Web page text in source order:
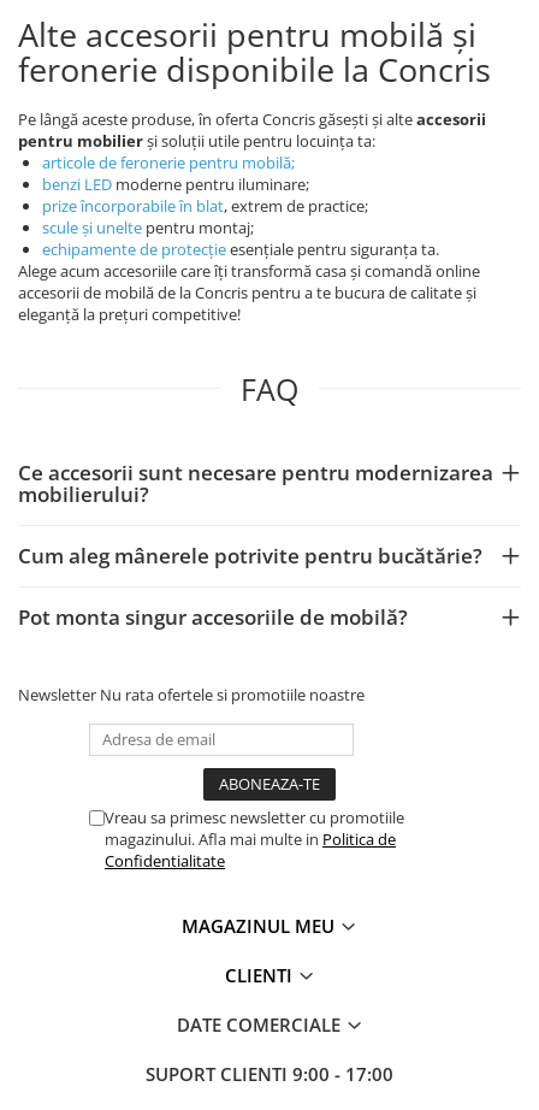
Alte accesorii pentru mobilă și
feronerie disponibile la Concris
Pe lângă aceste produse, în oferta Concris găsești și alteaccesorii
pentru mobilierși soluții utile pentru locuința ta:
articole de feronerie pentru mobilă;
benzi LED moderne pentru iluminare;
prize încorporabile în blat, extrem de practice;
scule și unelte pentru montaj;
echipamente de protecțieesențiale pentru siguranța ta.
Alege acum accesoriile care îți transformă casa și comandă online
accesorii de mobilă de la Concris pentru a te bucura de calitate și
eleganță la prețuri competitive!
FAQ
Ce accesorii sunt necesare pentru modernizarea
mobilierului?
Cum aleg mânerele potrivite pentru bucătărie?
Pot monta singur accesoriile de mobilă?
Newsletter Nu rata ofertele si promotiile noastre
Vreau sa primesc newsletter cu promotiile
magazinului. Afla mai multe in Politica de
Confidentialitate
MAGAZINUL MEU
CLIENTI
DATE COMERCIALE
SUPORT CLIENTI 9:00 - 17:00